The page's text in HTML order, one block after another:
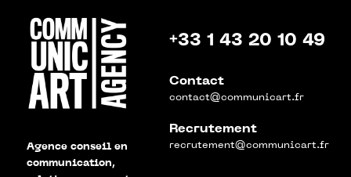
Agence conseil en
communication,
+33 1 43 20 10 49
Contact
contact@communicart.fr
Recrutement
recrutement@communicart.fr